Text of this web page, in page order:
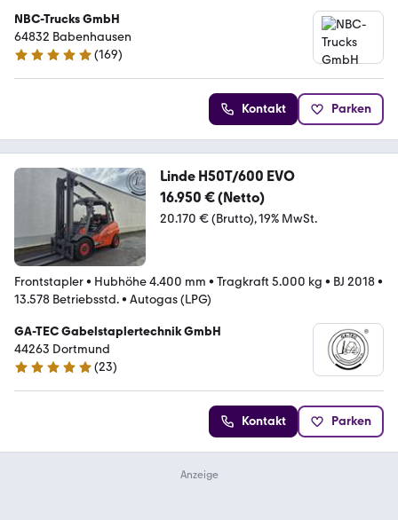
NBC-Trucks GmbH
64832 Babenhausen
4.8 Sterne
(169)
Kontakt Parken
Linde H50T/600 EVO
16.950 € (Netto)
20.170 € (Brutto) 19% MwSt.
Frontstapler• Hubhöhe 4.400 mm • Tragkraft 5.000 kg • BJ 2018•
13.578 Betriebsstd.• Autogas (LPG)
GA-TEC Gabelstaplertechnik GmbH
44263 Dortmund
5 Sterne
(23)
Kontakt Parken